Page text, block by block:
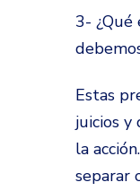
3- ¿Qué
Estas
juicios y
la
separar